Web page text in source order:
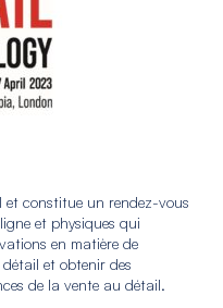
et constitue un rendez-vous
et physiques qui
en matière de
et obtenir des
de la vente au détail.